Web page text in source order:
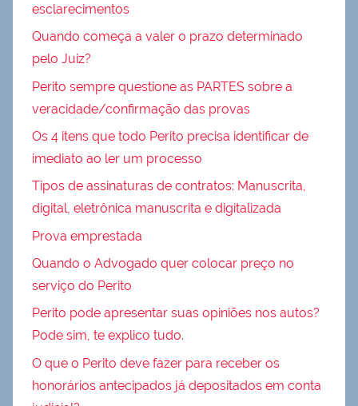
esclarecimentos
Quando começa a valer o prazo determinado
pelo Juiz?
Perito sempre questione as PARTES sobre a
veracidade/confirmação das provas
Os 4 itens que todo Perito precisa identificar de
imediato ao ler um processo
Tipos de assinaturas de contratos: Manuscrita,
digital, eletrônica manuscrita e digitalizada
Prova emprestada
Quando o Advogado quer colocar preço no
serviço do Perito
Perito pode apresentar suas opiniões nos autos?
Pode sim, te explico tudo.
O que o Perito deve fazer para receber os
honorários antecipados já depositados em conta